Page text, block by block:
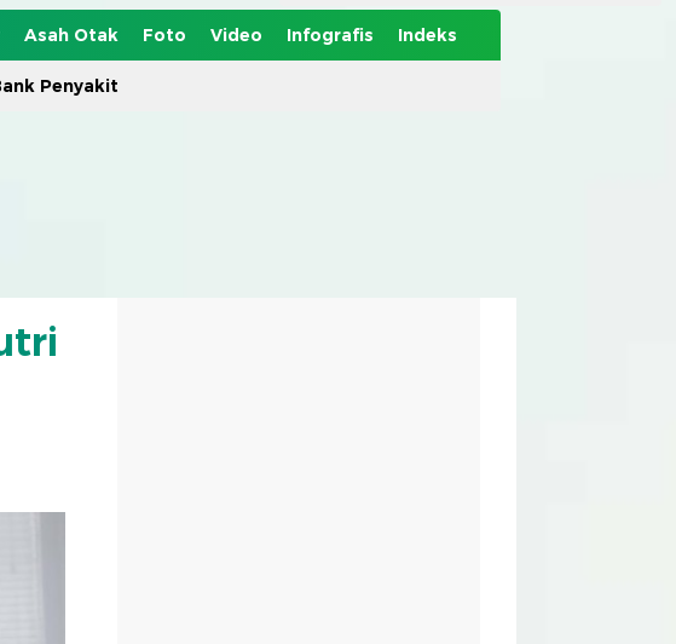
Asah Otak Foto Video Infografis Indeks
Penyakit